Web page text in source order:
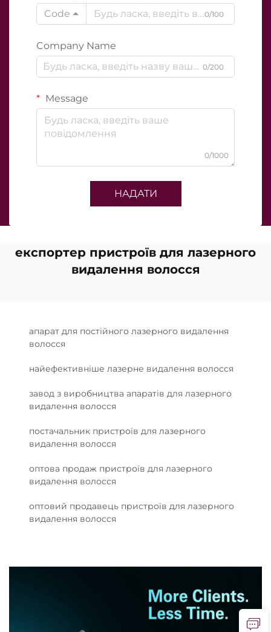
Code
0/100
Company Name
0/200
Message
0/1000
НАДАТИ
експортер пристроїв для лазерного
видалення волосся
апарат для постійного лазерного видалення
волосся
найефективніше лазерне видалення волосся
завод з виробництва апаратів для лазерного
видалення волосся
постачальник пристроїв для лазерного
видалення волосся
оптова продаж пристроїв для лазерного
видалення волосся
оптовий продавець пристроїв для лазерного
видалення волосся